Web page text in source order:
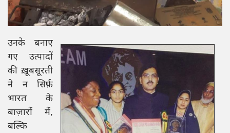
उनके बनाए
गए उत्पादों
की ख़ूबसूरती
ने न सिर्फ़
भारत के
बाज़ारों में,
बल्कि